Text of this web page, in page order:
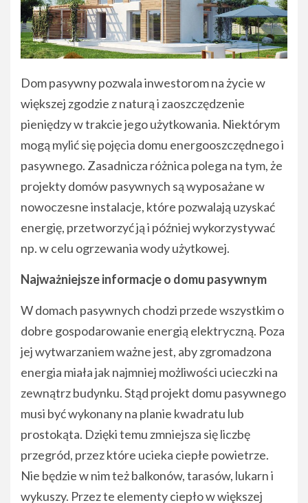
Dom pasywny pozwala inwestorom na życie w
większej zgodzie z naturą i zaoszczędzenie
pieniędzy w trakcie jego użytkowania. Niektórym
mogą mylić się pojęcia domu energooszczędnego i
pasywnego. Zasadnicza różnica polega na tym, że
projekty domów pasywnych są wyposażane w
nowoczesne instalacje, które pozwalają uzyskać
energię, przetworzyć ją i później wykorzystywać
np. w celu ogrzewania wody użytkowej.
Najważniejsze informacje o domu pasywnym
W domach pasywnych chodzi przede wszystkim o
dobre gospodarowanie energią elektryczną. Poza
jej wytwarzaniem ważne jest, aby zgromadzona
energia miała jak najmniej możliwości ucieczki na
zewnątrz budynku. Stąd projekt domu pasywnego
musi być wykonany na planie kwadratu lub
prostokąta. Dzięki temu zmniejsza się liczbę
przegród, przez które ucieka ciepłe powietrze.
Nie będzie w nim też balkonów, tarasów, lukarn i
wykuszy. Przez te elementy ciepło w większej